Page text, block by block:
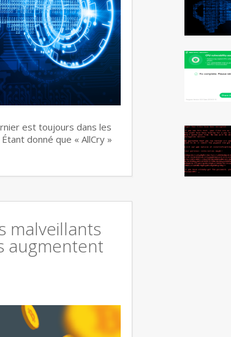
est toujours dans les
donné que « AllCry »
malveillants
augmentent